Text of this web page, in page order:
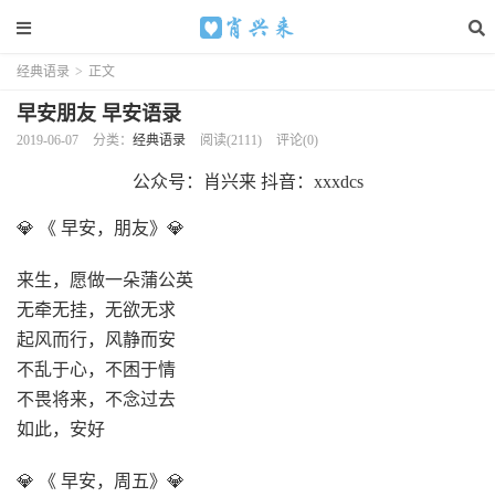
经典语录 > 正文
早安朋友 早安语录
2019-06-07 分类： 经典语录 阅读(2111) 评论(0)
公众号：肖兴来 抖音：xxxdcs
💎 《 早安，朋友》💎
来生，愿做一朵蒲公英
无牵无挂，无欲无求
起风而行，风静而安
不乱于心，不困于情
不畏将来，不念过去
如此，安好
💎 《 早安，周五》💎